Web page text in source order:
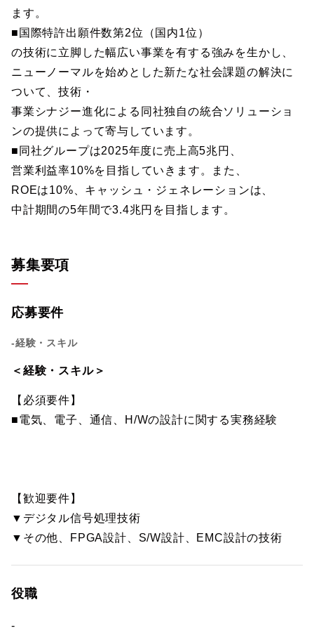
ます。
■国際特許出願件数第2位（国内1位）
の技術に立脚した幅広い事業を有する強みを生かし、
ニューノーマルを始めとした新たな社会課題の解決に
ついて、技術・
事業シナジー進化による同社独自の統合ソリューショ
ンの提供によって寄与しています。
■同社グループは2025年度に売上高5兆円、
営業利益率10%を目指していきます。また、
ROEは10%、キャッシュ・ジェネレーションは、
中計期間の5年間で3.4兆円を目指します。
募集要項
応募要件
-経験・スキル
＜経験・スキル＞
【必須要件】
■電気、電子、通信、H/Wの設計に関する実務経験
【歓迎要件】
▼デジタル信号処理技術
▼その他、FPGA設計、S/W設計、EMC設計の技術
役職
-